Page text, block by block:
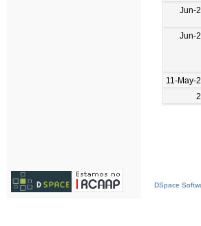
Jun-
Jun-
11-May-
DSpace